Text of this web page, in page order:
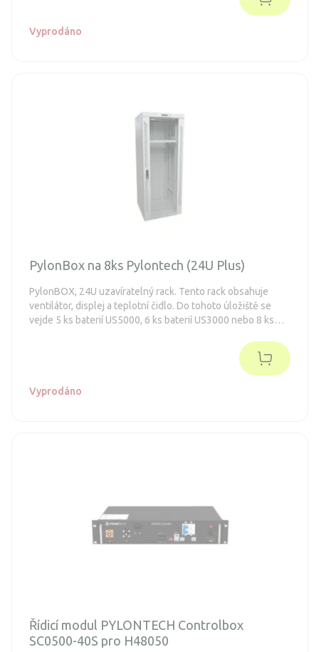
Vyprodáno
PylonBox na 8ks Pylontech (24U Plus)
PylonBOX, 24U uzavíratelný rack. Tento rack obsahuje
ventilátor, displej a teplotní čidlo. Do tohoto úložiště se
vejde 5 ks baterií US5000, 6 ks baterií US3000 nebo 8 ks
Vyprodáno
Řídicí modul PYLONTECH Controlbox
SC0500-40S pro H48050